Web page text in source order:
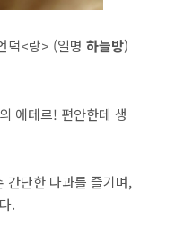
덕<랑> (일명 하늘방)
에테르! 편안한데 생
간단한 다과를 즐기며,
.